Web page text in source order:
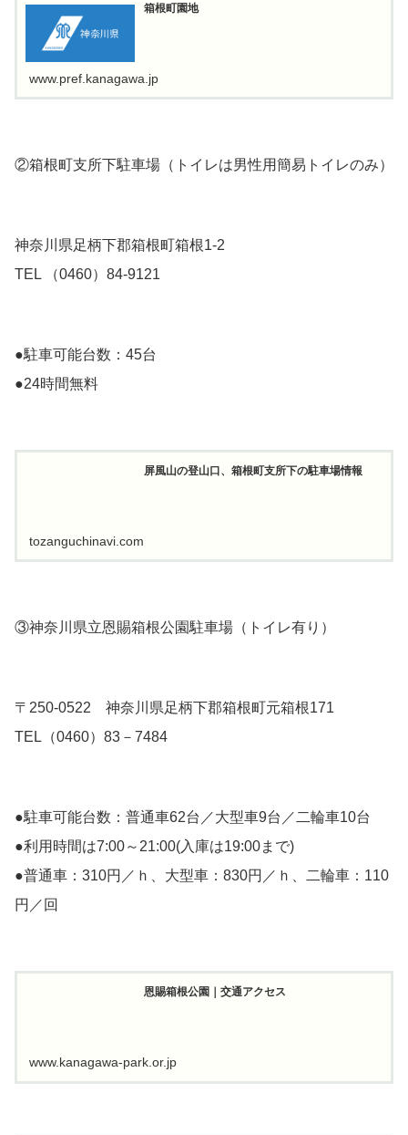
箱根町園地
www.pref.kanagawa.jp
②箱根町支所下駐車場（トイレは男性用簡易トイレのみ）
神奈川県足柄下郡箱根町箱根1-2
TEL （0460）84-9121
●駐車可能台数：45台
●24時間無料
屏風山の登山口、箱根町支所下の駐車場情報
tozanguchinavi.com
③神奈川県立恩賜箱根公園駐車場（トイレ有り）
〒250-0522 神奈川県足柄下郡箱根町元箱根171
TEL（0460）83－7484
●駐車可能台数：普通車62台／大型車9台／二輪車10台
●利用時間は7:00～21:00(入庫は19:00まで)
●普通車：310円／ｈ、大型車：830円／ｈ、二輪車：110
円／回
恩賜箱根公園｜交通アクセス
www.kanagawa-park.or.jp